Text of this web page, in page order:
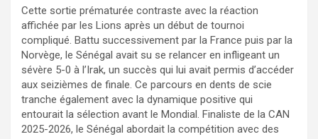
Cette sortie prématurée contraste avec la réaction
affichée par les Lions après un début de tournoi
compliqué. Battu successivement par la France puis par la
Norvège, le Sénégal avait su se relancer en infligeant un
sévère 5-0 à l’Irak, un succès qui lui avait permis d’accéder
aux seizièmes de finale. Ce parcours en dents de scie
tranche également avec la dynamique positive qui
entourait la sélection avant le Mondial. Finaliste de la CAN
2025-2026, le Sénégal abordait la compétition avec des